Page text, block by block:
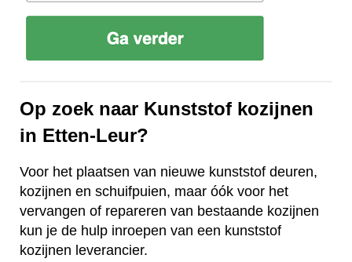
Op zoek naar Kunststof kozijnen
in Etten-Leur?
Voor het plaatsen van nieuwe kunststof deuren,
kozijnen en schuifpuien, maar óók voor het
vervangen of repareren van bestaande kozijnen
kun je de hulp inroepen van een kunststof
kozijnen leverancier.